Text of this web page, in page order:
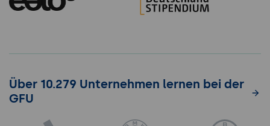
Über 10.279 Unternehmen lernen bei der
GFU